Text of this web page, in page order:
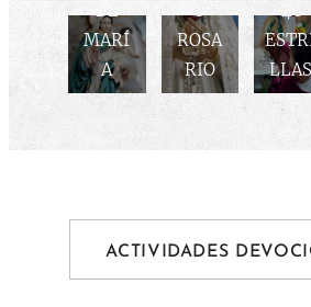
MARÍ
A
ROSA
RIO
ACTIVIDADES